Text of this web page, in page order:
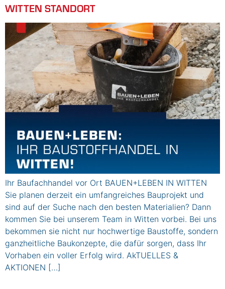
WITTEN STANDORT
Ihr Baufachhandel vor Ort BAUEN+LEBEN IN WITTEN
Sie planen derzeit ein umfangreiches Bauprojekt und
sind auf der Suche nach den besten Materialien? Dann
kommen Sie bei unserem Team in Witten vorbei. Bei uns
bekommen sie nicht nur hochwertige Baustoffe, sondern
ganzheitliche Baukonzepte, die dafür sorgen, dass Ihr
Vorhaben ein voller Erfolg wird. AkTUELLES &
AKTIONEN […]